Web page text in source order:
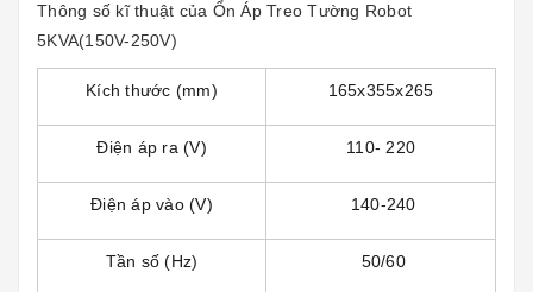
Thông số kĩ thuật của Ổn Áp Treo Tường Robot
5KVA(150V-250V)
Kích thước (mm) 165x355x265
Điện áp ra (V) 110- 220
Điện áp vào (V) 140-240
Tần số (Hz) 50/60